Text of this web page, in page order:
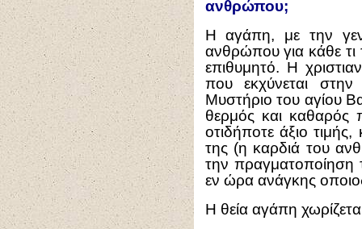
ανθρώπου;
Η αγάπη, με την
ανθρώπου για κάθε τι
επιθυμητό. Η
που εκχύνεται
Μυστήριο του αγίου
θερμός και
οτιδήποτε άξιο τιμής,
της (η καρδιά του
την πραγματοποίηση
εν ώρα ανάγκης
Η θεία αγάπη